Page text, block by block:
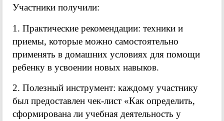
Участники получили:
1. Практические рекомендации: техники и
приемы, которые можно самостоятельно
применять в домашних условиях для помощи
ребенку в усвоении новых навыков.
2. Полезный инструмент: каждому участнику
был предоставлен чек-лист «Как определить,
сформирована ли учебная деятельность у